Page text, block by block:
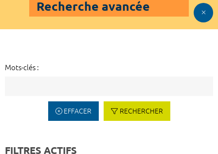
Recherche avancée
Mots-clés :
EFFACER RECHERCHER
FILTRES ACTIFS